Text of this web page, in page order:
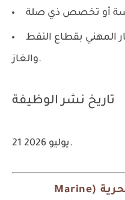
المهني بقطاع النفط
والغاز.
تاريخ نشر الوظيفة
21 يوليو 2026.
5. مشرف العمليات البحرية (Marine